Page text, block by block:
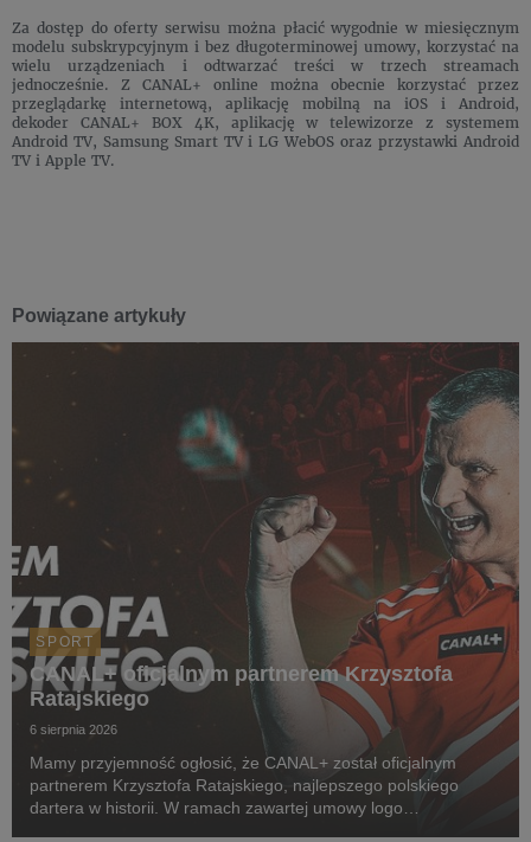
Za dostęp do oferty serwisu można płacić wygodnie w miesięcznym
modelu subskrypcyjnym i bez długoterminowej umowy, korzystać na
wielu urządzeniach i odtwarzać treści w trzech streamach
jednocześnie. Z CANAL+ online można obecnie korzystać przez
przeglądarkę internetową, aplikację mobilną na iOS i Android,
dekoder CANAL+ BOX 4K, aplikację w telewizorze z systemem
Android TV, Samsung Smart TV i LG WebOS oraz przystawki Android
TV i Apple TV.
Powiązane artykuły
SPORT
CANAL+ oficjalnym partnerem Krzysztofa
Ratajskiego
6 sierpnia 2026
Mamy przyjemność ogłosić, że CANAL+ został oficjalnym
partnerem Krzysztofa Ratajskiego, najlepszego polskiego
dartera w historii. W ramach zawartej umowy logo